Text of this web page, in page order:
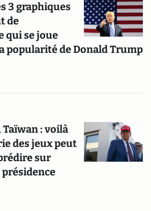
3 graphiques
de
qui se joue
popularité de Donald Trump
: voilà
des jeux peut
sur
présidence